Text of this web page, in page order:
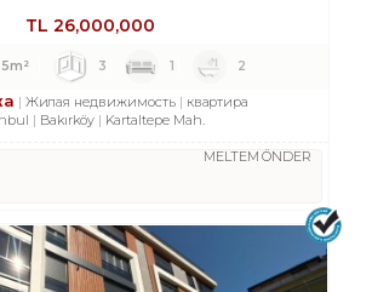
TL 26,000,000
3 1 2
Жилая недвижимость
квартира
Bakırköy Kartaltepe Mah.
MELTEM ÖNDER